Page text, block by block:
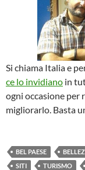
Si chiama Italia e
ce lo invidiano in
ogni occasione per
migliorarlo. Basta
BEL PAESE
SITI
TURISMO